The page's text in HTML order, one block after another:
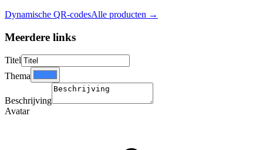
Dynamische QR-codesAlle producten →
Meerdere links
Titel
Thema
Beschrijving
Avatar